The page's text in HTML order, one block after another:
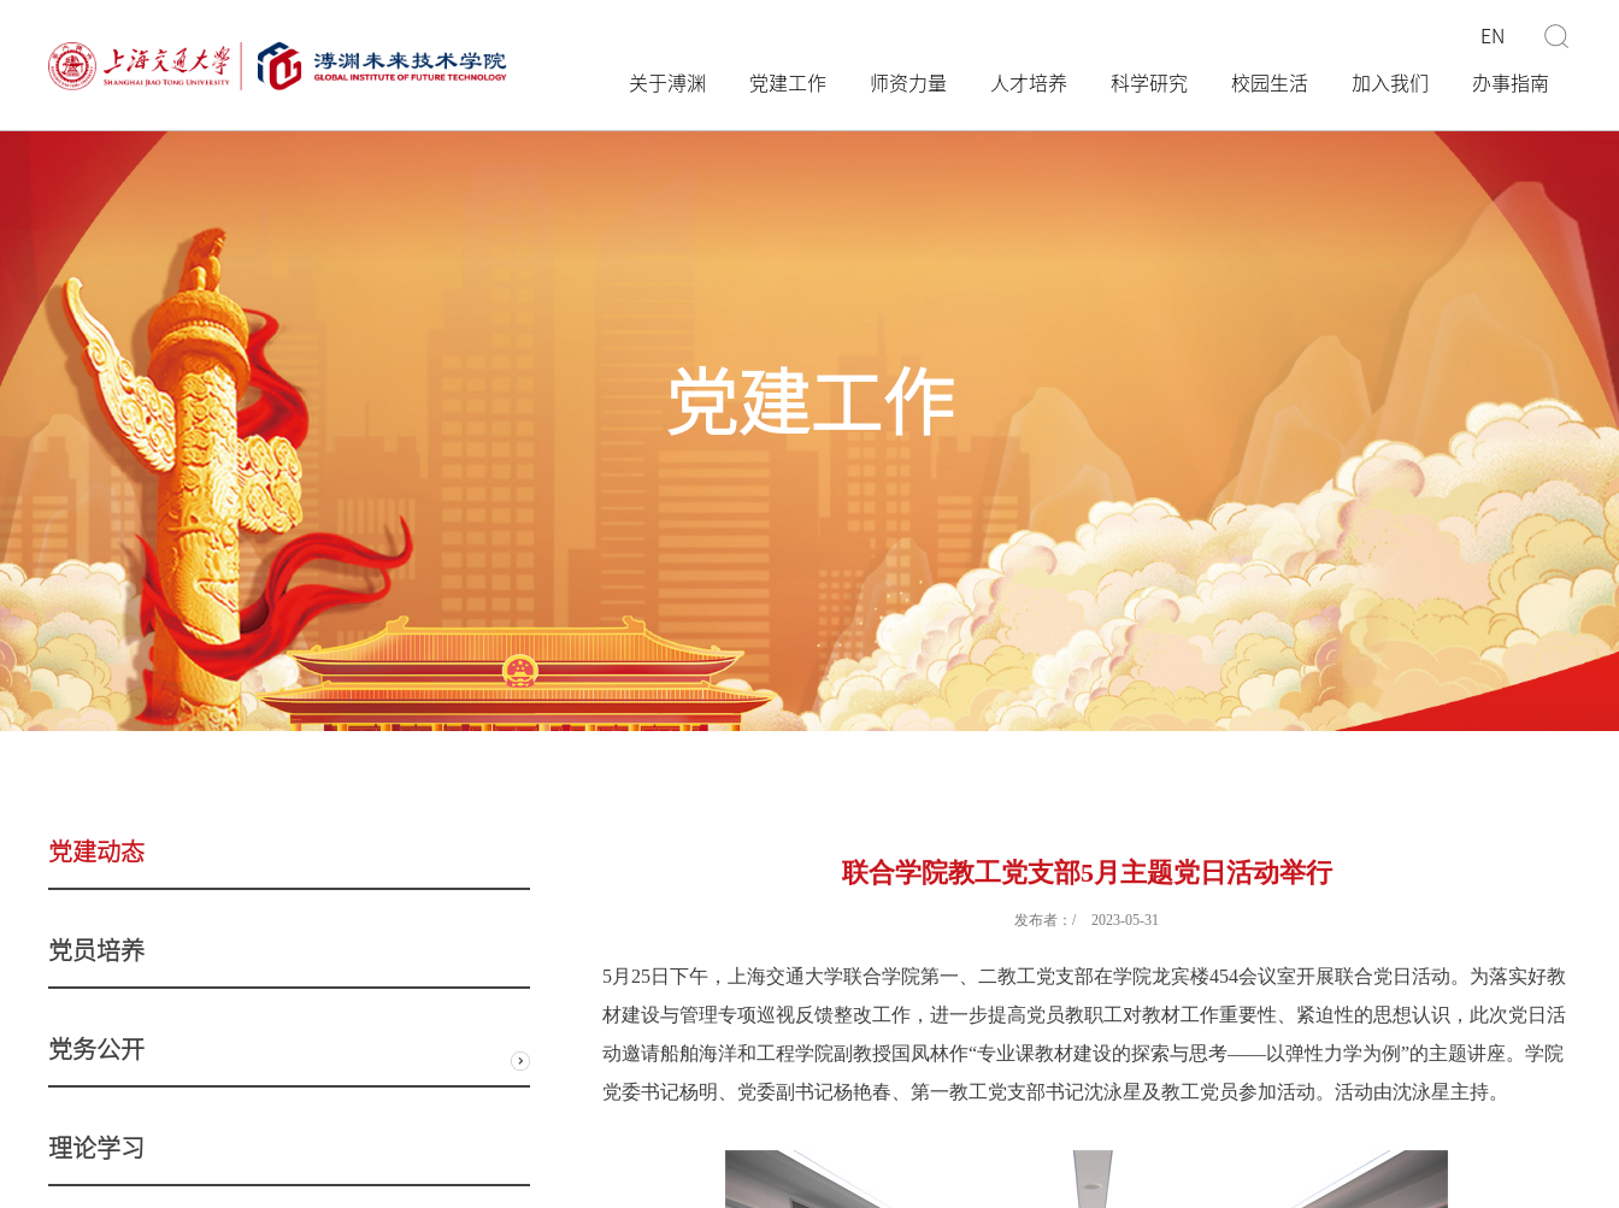
EN
关于溥渊 党建工作 师资力量 人才培养 科学研究 校园生活 加入我们 办事指南
党建工作
党建动态
党员培养
党务公开
理论学习
联合学院教工党支部5月主题党日活动举行
发布者：/ 2023-05-31
5月25日下午，上海交通大学联合学院第一、二教工党支部在学院龙宾楼454会议室开展联合党日活动。为落实好教
材建设与管理专项巡视反馈整改工作，进一步提高党员教职工对教材工作重要性、紧迫性的思想认识，此次党日活
动邀请船舶海洋和工程学院副教授国凤林作“专业课教材建设的探索与思考——以弹性力学为例”的主题讲座。学院
党委书记杨明、党委副书记杨艳春、第一教工党支部书记沈泳星及教工党员参加活动。活动由沈泳星主持。